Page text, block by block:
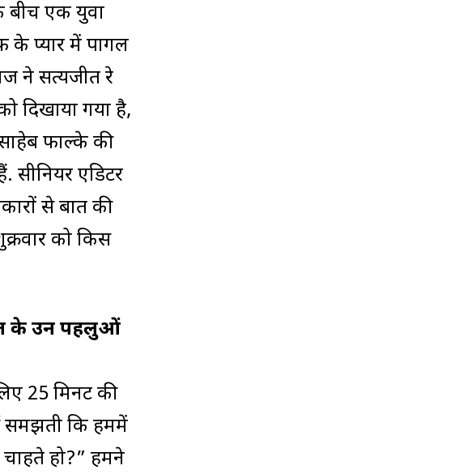
बीच एक युवा
के प्यार में पागल
ने सत्यजीत रे
दिखाया गया है,
फाल्के की
सीनियर एडिटर
से बात की
को किस
के उन पहलुओं
25 मिनट की
समझती कि हममें
हो?” हमने